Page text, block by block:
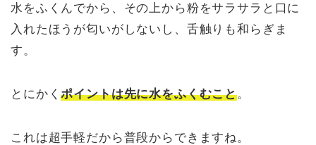
水をふくんでから、その上から粉をサラサラと口に
入れたほうが匂いがしないし、舌触りも和らぎま
す。
とにかくポイントは先に水をふくむこと。
これは超手軽だから普段からできますね。